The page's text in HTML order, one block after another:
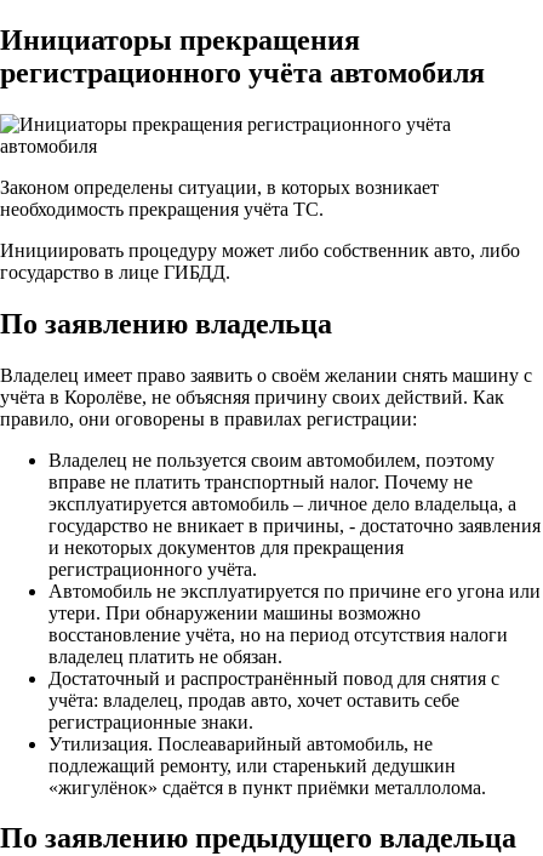
Инициаторы прекращения
регистрационного учёта автомобиля
Законом определены ситуации, в которых возникает
необходимость прекращения учёта ТС.
Инициировать процедуру может либо собственник авто, либо
государство в лице ГИБДД.
По заявлению владельца
Владелец имеет право заявить о своём желании снять машину с
учёта в Королёве, не объясняя причину своих действий. Как
правило, они оговорены в правилах регистрации:
Владелец не пользуется своим автомобилем, поэтому
вправе не платить транспортный налог. Почему не
эксплуатируется автомобиль – личное дело владельца, а
государство не вникает в причины, - достаточно заявления
и некоторых документов для прекращения
регистрационного учёта.
Автомобиль не эксплуатируется по причине его угона или
утери. При обнаружении машины возможно
восстановление учёта, но на период отсутствия налоги
владелец платить не обязан.
Достаточный и распространённый повод для снятия с
учёта: владелец, продав авто, хочет оставить себе
регистрационные знаки.
Утилизация. Послеаварийный автомобиль, не
подлежащий ремонту, или старенький дедушкин
«жигулёнок» сдаётся в пункт приёмки металлолома.
По заявлению предыдущего владельца